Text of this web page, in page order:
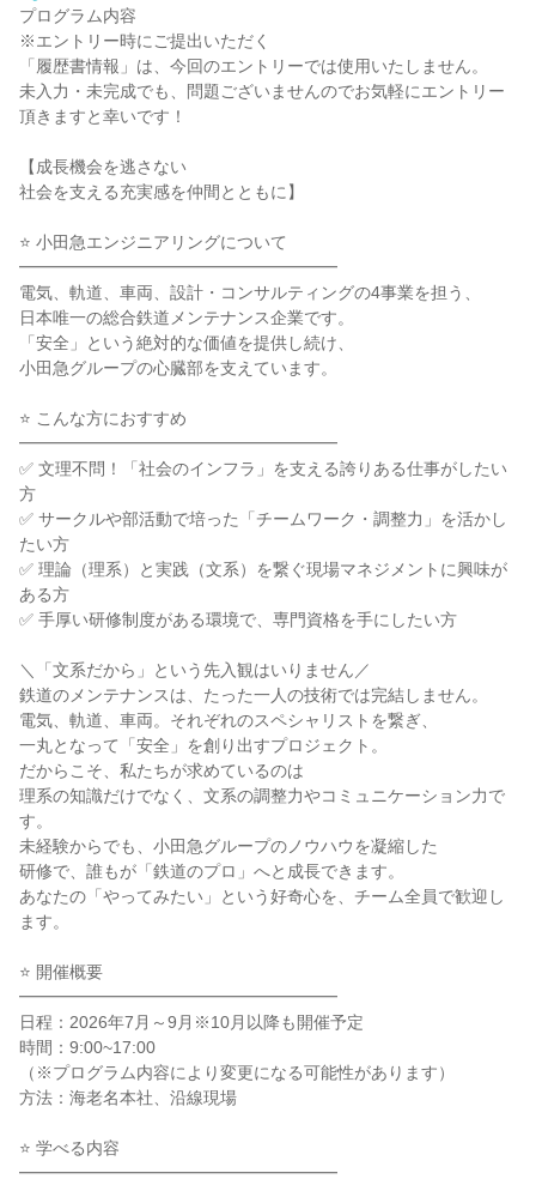
プログラム内容
※エントリー時にご提出いただく
「履歴書情報」は、今回のエントリーでは使用いたしません。
未入力・未完成でも、問題ございませんのでお気軽にエントリー
頂きますと幸いです！
【成長機会を逃さない
社会を支える充実感を仲間とともに】
⭐ 小田急エンジニアリングについて
━━━━━━━━━━━━━━━━━━━
電気、軌道、車両、設計・コンサルティングの4事業を担う、
日本唯一の総合鉄道メンテナンス企業です。
「安全」という絶対的な価値を提供し続け、
小田急グループの心臓部を支えています。
⭐ こんな方におすすめ
━━━━━━━━━━━━━━━━━━━
✅ 文理不問！「社会のインフラ」を支える誇りある仕事がしたい
方
✅ サークルや部活動で培った「チームワーク・調整力」を活かし
たい方
✅ 理論（理系）と実践（文系）を繋ぐ現場マネジメントに興味が
ある方
✅ 手厚い研修制度がある環境で、専門資格を手にしたい方
＼「文系だから」という先入観はいりません／
鉄道のメンテナンスは、たった一人の技術では完結しません。
電気、軌道、車両。それぞれのスペシャリストを繋ぎ、
一丸となって「安全」を創り出すプロジェクト。
だからこそ、私たちが求めているのは
理系の知識だけでなく、文系の調整力やコミュニケーション力で
す。
未経験からでも、小田急グループのノウハウを凝縮した
研修で、誰もが「鉄道のプロ」へと成長できます。
あなたの「やってみたい」という好奇心を、チーム全員で歓迎し
ます。
⭐ 開催概要
━━━━━━━━━━━━━━━━━━━
日程：2026年7月～9月※10月以降も開催予定
時間：9:00~17:00
（※プログラム内容により変更になる可能性があります）
方法：海老名本社、沿線現場
⭐ 学べる内容
━━━━━━━━━━━━━━━━━━━